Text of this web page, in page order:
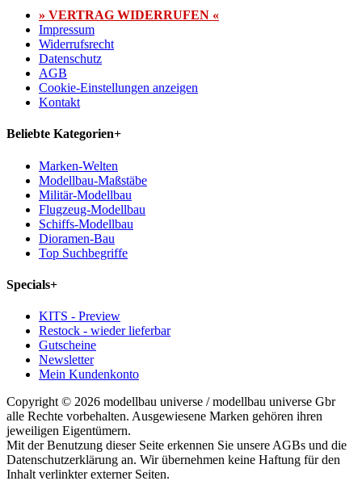
» VERTRAG WIDERRUFEN «
Impressum
Widerrufsrecht
Datenschutz
AGB
Cookie-Einstellungen anzeigen
Kontakt
Beliebte Kategorien+
Marken-Welten
Modellbau-Maßstäbe
Militär-Modellbau
Flugzeug-Modellbau
Schiffs-Modellbau
Dioramen-Bau
Top Suchbegriffe
Specials+
KITS - Preview
Restock - wieder lieferbar
Gutscheine
Newsletter
Mein Kundenkonto
Copyright © 2026 modellbau universe / modellbau universe Gbr
alle Rechte vorbehalten. Ausgewiesene Marken gehören ihren
jeweiligen Eigentümern.
Mit der Benutzung dieser Seite erkennen Sie unsere AGBs und die
Datenschutzerklärung an. Wir übernehmen keine Haftung für den
Inhalt verlinkter externer Seiten.